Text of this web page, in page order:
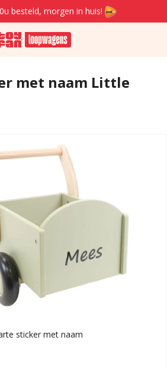
besteld, morgen in huis!
met naam Little
sticker met naam